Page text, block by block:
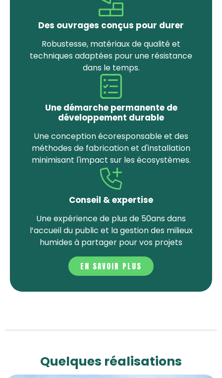
Des ouvrages conçus pour durer
Robustesse, matériaux de qualité et
techniques adaptées pour une résistance
dans le temps.
Une démarche permanente de
développement durable
Une conception écoresponsable et des
méthodes de fabrication et d'installation
minimisant l'impact sur les écosystèmes.
Conseil & expertise
Une expérience de plus de 50ans dans
l’accueil du public et la gestion des milieux
humides à partager pour vos projets
EN SAVOIR PLUS
Quelques réalisations